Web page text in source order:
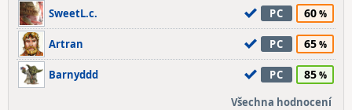
SweetL.c. PC 60
Artran PC 65
Barnyddd PC 85
Všechna hodnocení